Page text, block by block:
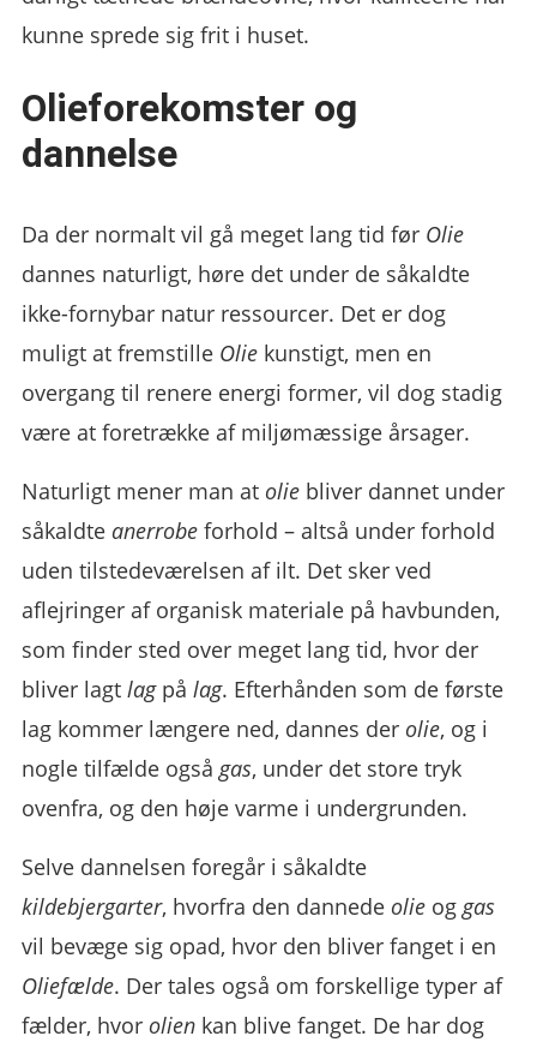
kunne sprede sig frit i huset.
Olieforekomster og
dannelse
Da der normalt vil gå meget lang tid før Olie
dannes naturligt, høre det under de såkaldte
ikke-fornybar natur ressourcer. Det er dog
muligt at fremstille Olie kunstigt, men en
overgang til renere energi former, vil dog stadig
være at foretrække af miljømæssige årsager.
Naturligt mener man at olie bliver dannet under
såkaldteanerrobe forhold – altså under forhold
uden tilstedeværelsen af ilt. Det sker ved
aflejringer af organisk materiale på havbunden,
som finder sted over meget lang tid, hvor der
bliver lagtlagpålag. Efterhånden som de første
lag kommer længere ned, dannes der olie, og i
nogle tilfælde ogsågas, under det store tryk
ovenfra, og den høje varme i undergrunden.
Selve dannelsen foregår i såkaldte
kildebjergarter, hvorfra den dannede olie oggas
vil bevæge sig opad, hvor den bliver fanget i en
Oliefælde. Der tales også om forskellige typer af
fælder, hvor olien kan blive fanget. De har dog